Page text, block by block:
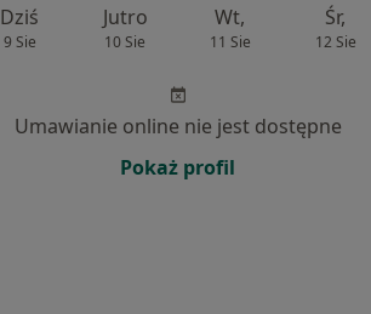
Dziś
9 Sie
Jutro
10 Sie
Wt,
11 Sie
Śr,
12 Sie
Umawianie online nie jest dostępne
Pokaż profil